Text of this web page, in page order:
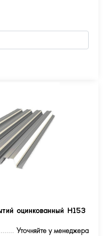
оцинкованный Н153
Уточняйте у менеджера